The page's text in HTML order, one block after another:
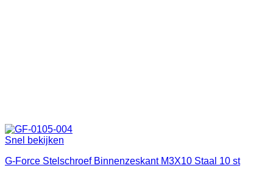
Snel bekijken
G-Force Stelschroef Binnenzeskant M3X10 Staal 10 st